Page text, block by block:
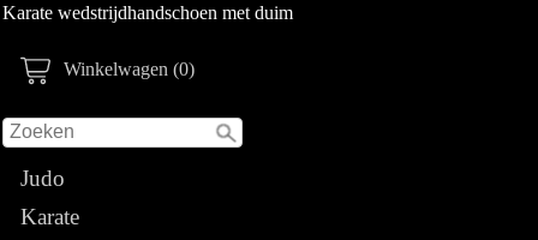
Winkelwagen (0)
Judo
Karate
Karate wedstrijdhandschoen met duim